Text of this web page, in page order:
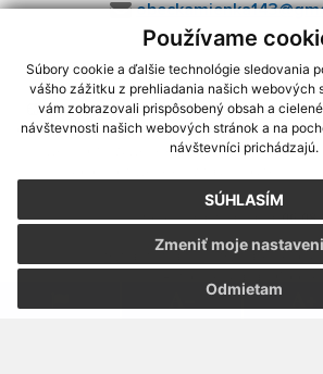
Používame
Súbory cookie a ďalšie technológie sledovania
vášho zážitku z prehliadania našich webových
vám zobrazovali prispôsobený obsah a
návštevnosti našich webových stránok a na
návštevníci prichádzajú.
SÚHLASÍM
Odmietam
Zmeniť moje
využite možnosť získavania aktuálnych
CMS systém (redakčný) systém ECHELON 2,
webex.digital, s.r.o.,domény,
Posledná aktualizácia:
Vytlačiť stránku|Vyhlásenie o